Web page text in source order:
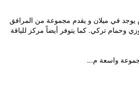
المصنف 4 نجوم يوجد في ميلان و يقدم مجموعة من المرافق
وحمام تركي. كما يتوفر أيضاً مركز للياقة
واسعة م...